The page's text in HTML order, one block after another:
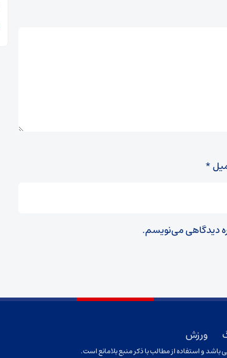
*
دیدگاهی می‌نویسم.
ورزش
و استفاده از مطالب با ذکر منبع بلامانع است.